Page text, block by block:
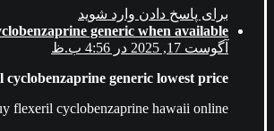
برای پاسخ دادن وارد شوید
generic when available
آگوست 17, 2025 در 4:56 ب.ظ
cyclobenzaprine generic lowest price
flexeril cyclobenzaprine hawaii online